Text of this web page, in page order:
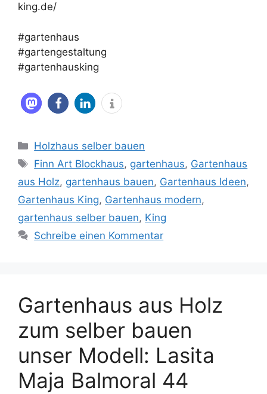
king.de/
#gartenhaus
#gartengestaltung
#gartenhausking
Kategorien
Holzhaus selber bauen
Schlagwörter
Finn Art Blockhaus, gartenhaus, Gartenhaus
aus Holz, gartenhaus bauen, Gartenhaus Ideen,
Gartenhaus King, Gartenhaus modern,
gartenhaus selber bauen, King
Schreibe einen Kommentar
Gartenhaus aus Holz
zum selber bauen
unser Modell: Lasita
Maja Balmoral 44